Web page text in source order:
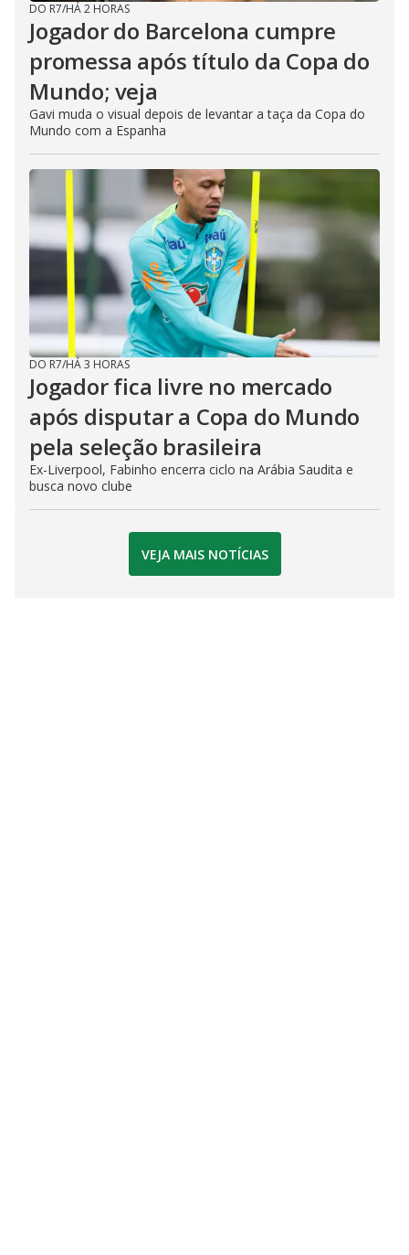
DO R7/HÁ 2 HORAS
Jogador do Barcelona cumpre
promessa após título da Copa do
Mundo; veja
Gavi muda o visual depois de levantar a taça da Copa do
Mundo com a Espanha
DO R7/HÁ 3 HORAS
Jogador fica livre no mercado
após disputar a Copa do Mundo
pela seleção brasileira
Ex-Liverpool, Fabinho encerra ciclo na Arábia Saudita e
busca novo clube
VEJA MAIS NOTÍCIAS